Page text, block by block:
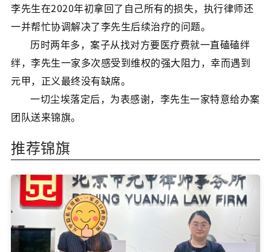
李先生在2020年初拿回了自己所有的损失，执行律师还
一并帮忙协调解决了李先生后续治疗的问题。
历时两年多，案子从找对方要医疗费就一直磕磕绊
绊，李先生一家多次感受到维权的强大阻力，幸而遇到
元甲，正义最终没有缺席。
一切尘埃落定后，为表感谢，李先生一家特意给办案
团队送来锦旗。
推荐锦旗